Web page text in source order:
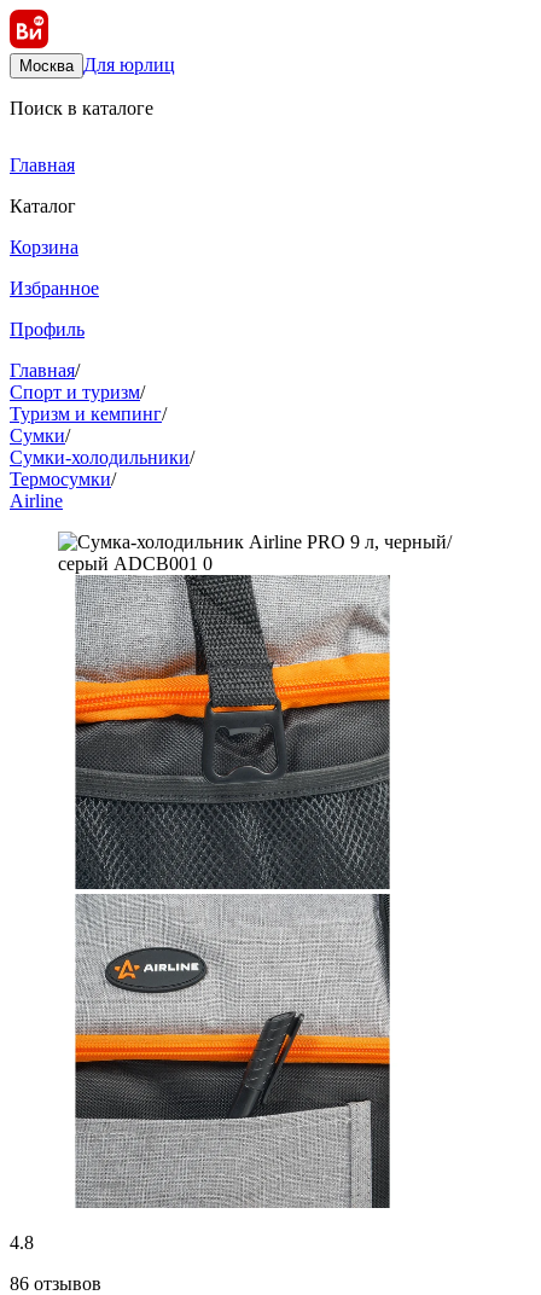
Москва Для юрлиц
Поиск в каталоге
Главная
Каталог
Корзина
Избранное
Профиль
Главная/
Спорт и туризм/
Туризм и кемпинг/
Сумки/
Сумки-холодильники/
Термосумки/
Airline
4.8
86 отзывов